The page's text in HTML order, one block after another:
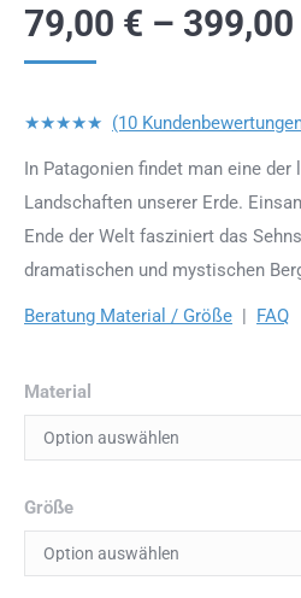
79,00 € – 399,00
★★★★★ (10
In Patagonien findet man eine der
Landschaften unserer Erde.
Ende der Welt fasziniert das
dramatischen und mystischen
Beratung Material / Größe | FAQ
Material
Größe